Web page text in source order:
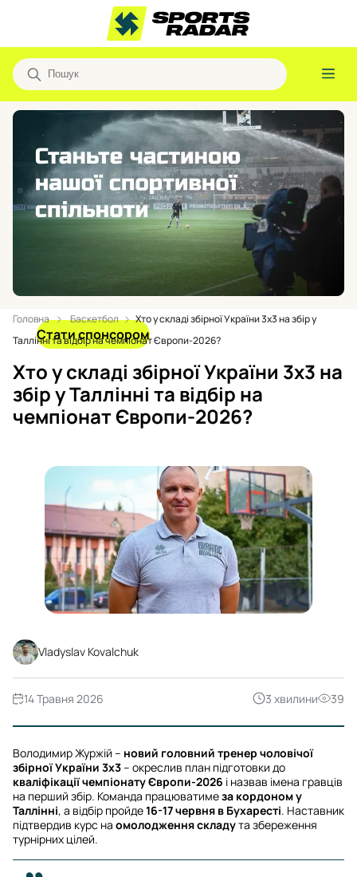
Стати спонсором
Головна Баскетбол
Хто у складі збірної України 3х3 на збір у
Таллінні та відбір на чемпіонат Європи-2026?
Хто у складі збірної України 3х3 на
збір у Таллінні та відбір на
чемпіонат Європи-2026?
Vladyslav Kovalchuk
3 хвилини 39
14 Травня 2026
Володимир Журжій – новий головний тренер чоловічої
збірної України 3х3– окреслив план підготовки до
кваліфікації чемпіонату Європи-2026 і назвав імена гравців
на перший збір. Команда працюватимеза кордоном у
Таллінні, а відбір пройде16-17 червня в Бухаресті. Наставник
підтвердив курс на омолодження складута збереження
турнірних цілей.